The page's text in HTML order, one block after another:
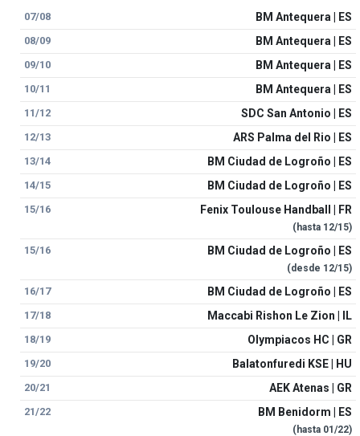
07/08 BM Antequera | ES
08/09 BM Antequera | ES
09/10 BM Antequera | ES
10/11 BM Antequera | ES
11/12 SDC San Antonio | ES
12/13 ARS Palma del Rio | ES
13/14 BM Ciudad de Logroño | ES
14/15 BM Ciudad de Logroño | ES
15/16 Fenix Toulouse Handball | FR
(hasta 12/15)
15/16 BM Ciudad de Logroño | ES
(desde 12/15)
16/17 BM Ciudad de Logroño | ES
17/18 Maccabi Rishon Le Zion | IL
18/19 Olympiacos HC | GR
19/20 Balatonfuredi KSE | HU
20/21 AEK Atenas | GR
21/22 BM Benidorm | ES
(hasta 01/22)